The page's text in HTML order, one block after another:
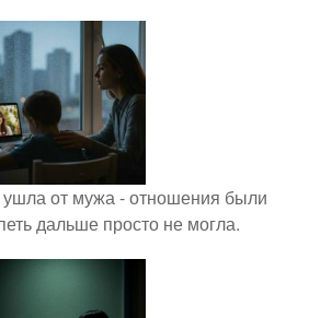
ушла от мужа - отношения были
дальше просто не могла.